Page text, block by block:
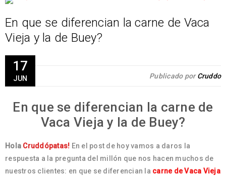
En que se diferencian la carne de Vaca
Vieja y la de Buey?
17
JUN Publicado porCruddo
En que se diferencian la carne de
Vaca Vieja y la de Buey?
Hola Cruddópatas! En el post de hoy vamos a daros la
respuesta a la pregunta del millón que nos hacen muchos de
nuestros clientes: en que se diferencian la carne de Vaca Vieja